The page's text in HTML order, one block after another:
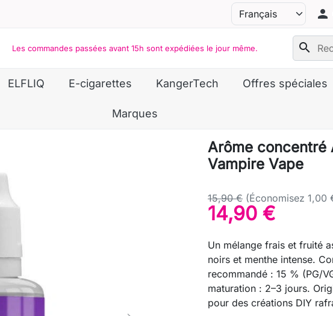
person
Les commandes passées avant 15h sont expédiées le jour même. search
ELFLIQ E-cigarettes KangerTech Offres spéciales
Marques
Arôme
Vampire Vape
15,90 € (Économisez 1,00
14,90 €
Un mélange frais et fruité
noirs et menthe intense.
recommandé : 15 % (PG/
maturation : 2–3 jours.
pour des créations DIY